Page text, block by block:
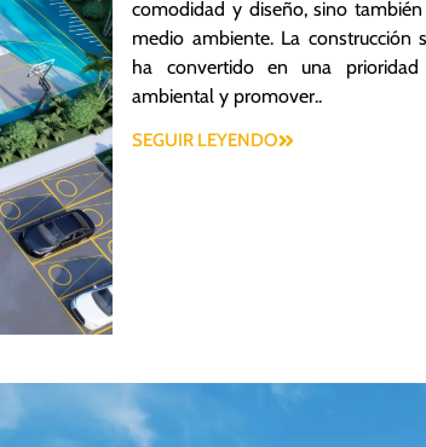
comodidad y diseño, sino
medio ambiente. La construcción
ha convertido en una
ambiental y promover..
SEGUIR LEYENDO